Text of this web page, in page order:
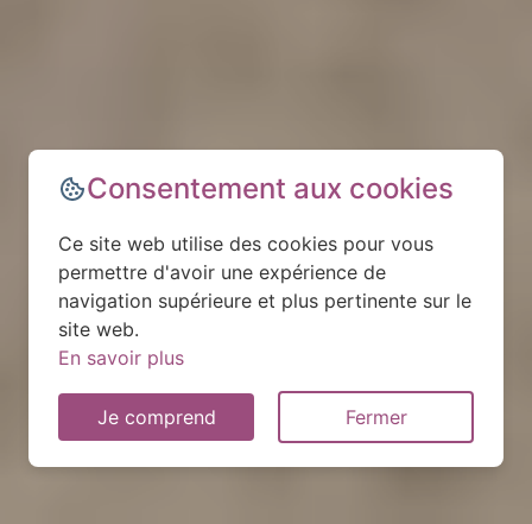
Consentement aux cookies
Ce site web utilise des cookies pour vous
permettre d'avoir une expérience de
navigation supérieure et plus pertinente sur le
site web.
En savoir plus
Je comprend Fermer